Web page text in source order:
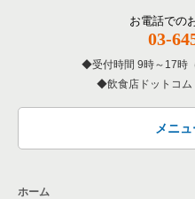
専門料理の居抜き売却物件の
洋食の居抜き売却物件の案件
その他の居抜き売却物件の案
お電話での
03-
受付時間 9時～17時
飲食店ドットコ
メニ
ホーム